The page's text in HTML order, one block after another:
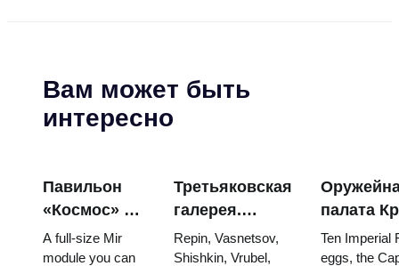
Вам может быть
интересно
Павильон
«Космос» на
ВДНХ:
внутри
A full-size Mir
module you can
Третьяковская
галерея.
Шедевры:
картины, ради
Repin, Vasnetsov,
Shishkin, Vrubel,
палата
яйца
троны и
Ten Imperial
eggs, the